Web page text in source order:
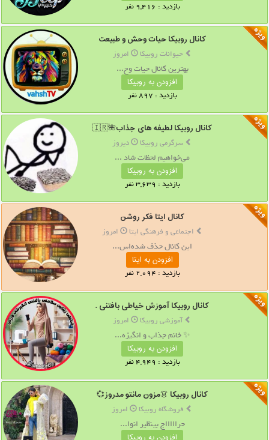
بازدید : 9,416 نفر
کانال روبیکا حیات وحش و طبیعت
حیوانات روبیکا امروز
بهترین کانال حیات وح...
افزودن به روبیکا
بازدید : 897 نفر
کانال روبیکا لطیفه های جذاب🌺🇮🇷
سرگرمی روبیکا دیروز
می‌خواهیم لحظات شاد ...
افزودن به روبیکا
بازدید : 3,639 نفر
کانال ایتا فکر روشن
اجتماعی و فرهنگی ایتا امروز
این کانال حذف شده‌اس...
افزودن به ایتا
بازدید : 2,094 نفر
کانال روبیکا آموزش خیاطی بافتنی .
آموزشی روبیکا امروز
✨ خانم جذاب و انگیزه...
افزودن به روبیکا
بازدید : 4,949 نفر
کانال روبیکا 👗مزون مانتو مدروز💞
فروشگاه روبیکا امروز
حراااااج بینظیر انوا...
افزودن به روبیکا